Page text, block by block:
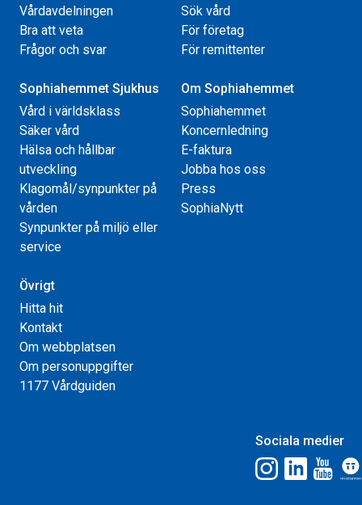
Vårdavdelningen
Bra att veta
Frågor och svar
Sök vård
För företag
För remittenter
Sophiahemmet Sjukhus
Vård i världsklass
Säker vård
Hälsa och hållbar
utveckling
Klagomål/synpunkter på
vården
Synpunkter på miljö eller
service
Om Sophiahemmet
Sophiahemmet
Koncernledning
E-faktura
Jobba hos oss
Press
SophiaNytt
Övrigt
Hitta hit
Kontakt
Om webbplatsen
Om personuppgifter
1177 Vårdguiden
Sociala medier